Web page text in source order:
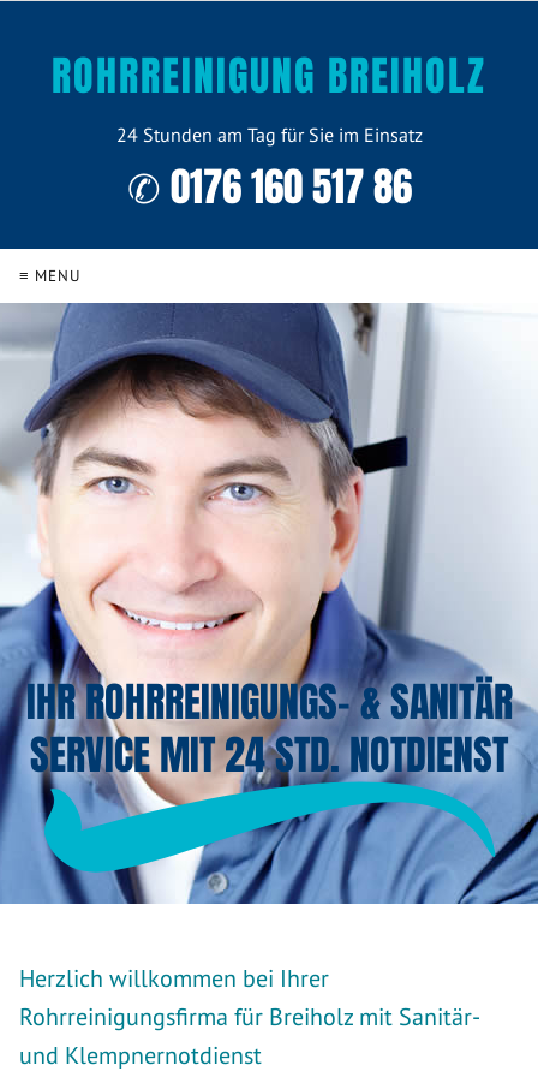
ROHRREINIGUNG BREIHOLZ
24 Stunden am Tag für Sie im Einsatz
✆ 0176 160 517 86
≡ MENU
IHR ROHRREINIGUNGS- & SANITÄR
SERVICE MIT 24 STD. NOTDIENST
Herzlich willkommen bei Ihrer
Rohrreinigungsfirma für Breiholz mit Sanitär-
und Klempnernotdienst